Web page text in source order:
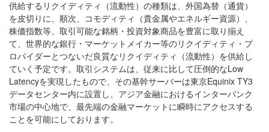
供給するリクイディティ（流動性）の種類は、外国為替（通貨）
を皮切りに、順次、コモディティ（貴金属やエネルギー資源）、
株価指数等、取引可能な銘柄・投資対象商品を豊富に取り揃え
て、世界的な銀行・マーケットメイカー等のリクイディティ・プ
ロバイダーとつないだ良質なリクイディティ（流動性）を供給し
ていく予定です。取引システムは、従来に比して圧倒的なLow
Latencyを実現したもので、その基幹サーバーは東京Equinix TY3
データセンター内に設置し、アジア金融におけるインターバンク
市場の中心地で、最先端の金融マーケットに瞬時にアクセスする
ことを可能にしております。